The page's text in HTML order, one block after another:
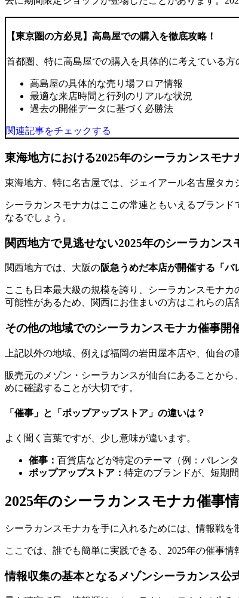
【東京圏の方必見】高島屋での購入を徹底攻略！
首都圏、特に高島屋での購入を具体的に考えている
高島屋の具体的な売り場フロア情報
最適な来店時間と行列のリアルな状況
過去の開催データに基づく必勝法
関連記事をチェックする
東海地方における2025年のシーラカンスモナ
東海地方、特に名古屋では、 ジェイアール名古屋タカ
シーラカンスモナカはここの常連ともいえるブランド
なるでしょう。
関西地方で見逃せない2025年のシーラカンス
関西地方では、大阪の阪急うめだ本店が開催する「バ
ここも日本最大級の規模を誇り、 シーラカンスモナカ
可能性があるため、 関西にお住まいの方はこれらの店
その他の地域でのシーラカンスモナカ催事開
上記以外の地域、例えば福岡の岩田屋本店や、仙台
販売元のメゾン・シーラカンスが仙台にある ことから、
めに確認することが大切です。
「催事」と「ポップアップストア」の違いは？
よく聞く言葉ですが、少し意味が違います。
催事： 百貨店などが特定のテーマ（例：バレン
ポップアップストア： 特定のブランドが、短期
2025年のシーラカンスモナカ催事
シーラカンスモナカを手に入れるためには、情報戦を
ここでは、誰でも簡単に実践できる、2025年の催事
情報収集の基本となるメゾンシーラカンス公